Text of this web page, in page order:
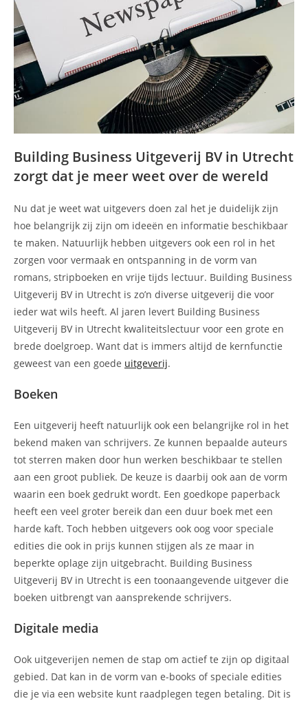
Building Business Uitgeverij BV in Utrecht
zorgt dat je meer weet over de wereld
Nu dat je weet wat uitgevers doen zal het je duidelijk zijn
hoe belangrijk zij zijn om ideeën en informatie beschikbaar
te maken. Natuurlijk hebben uitgevers ook een rol in het
zorgen voor vermaak en ontspanning in de vorm van
romans, stripboeken en vrije tijds lectuur. Building Business
Uitgeverij BV in Utrecht is zo’n diverse uitgeverij die voor
ieder wat wils heeft. Al jaren levert Building Business
Uitgeverij BV in Utrecht kwaliteitslectuur voor een grote en
brede doelgroep. Want dat is immers altijd de kernfunctie
geweest van een goede uitgeverij.
Boeken
Een uitgeverij heeft natuurlijk ook een belangrijke rol in het
bekend maken van schrijvers. Ze kunnen bepaalde auteurs
tot sterren maken door hun werken beschikbaar te stellen
aan een groot publiek. De keuze is daarbij ook aan de vorm
waarin een boek gedrukt wordt. Een goedkope paperback
heeft een veel groter bereik dan een duur boek met een
harde kaft. Toch hebben uitgevers ook oog voor speciale
edities die ook in prijs kunnen stijgen als ze maar in
beperkte oplage zijn uitgebracht. Building Business
Uitgeverij BV in Utrecht is een toonaangevende uitgever die
boeken uitbrengt van aansprekende schrijvers.
Digitale media
Ook uitgeverijen nemen de stap om actief te zijn op digitaal
gebied. Dat kan in de vorm van e-books of speciale edities
die je via een website kunt raadplegen tegen betaling. Dit is